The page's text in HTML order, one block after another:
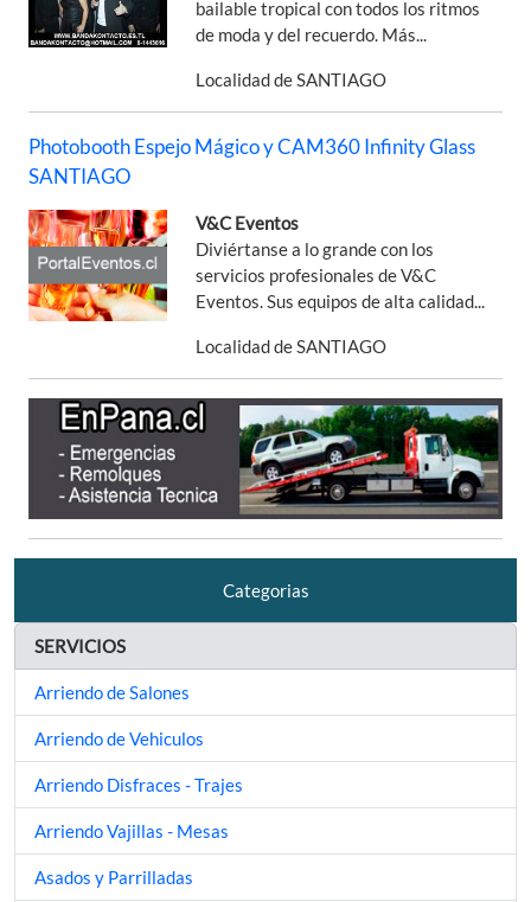
bailable tropical con todos los ritmos
de moda y del recuerdo. Más...
Localidad de SANTIAGO
Photobooth Espejo Mágico y CAM360 Infinity Glass
SANTIAGO
V&C Eventos
Diviértanse a lo grande con los
servicios profesionales de V&C
Eventos. Sus equipos de alta calidad...
Localidad de SANTIAGO
Categorias
SERVICIOS
Arriendo de Salones
Arriendo de Vehiculos
Arriendo Disfraces - Trajes
Arriendo Vajillas - Mesas
Asados y Parrilladas